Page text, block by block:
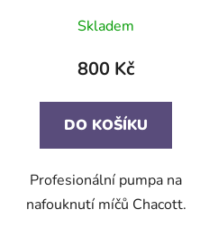
Skladem
800 Kč
DO KOŠÍKU
Profesionální pumpa na
nafouknutí míčů Chacott.